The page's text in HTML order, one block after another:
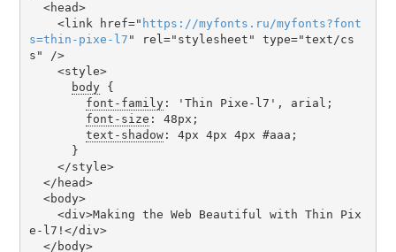
    <link href="
https ://myfonts . ru/myfonts?font
s=thin-pixe-l7 " rel="stylesheet" type="text/cs
s" />
body {
font-family: 'Thin Pixe-l7', arial;
font-size : 48px;
text-shadow: 4px 4px 4px #aaa;
e-l7!</div>